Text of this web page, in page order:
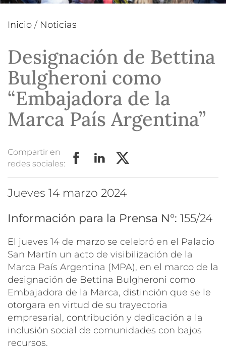
Inicio / Noticias
Designación de Bettina
Bulgheroni como
“Embajadora de la
Marca País Argentina”
Compartir en
redes sociales:
jueves 14 marzo 2024
Información para la Prensa N°: 155/24
El jueves 14 de marzo se celebró en el Palacio
San Martín un acto de visibilización de la
Marca País Argentina (MPA), en el marco de la
designación de Bettina Bulgheroni como
Embajadora de la Marca, distinción que se le
otorgara en virtud de su trayectoria
empresarial, contribución y dedicación a la
inclusión social de comunidades con bajos
recursos.